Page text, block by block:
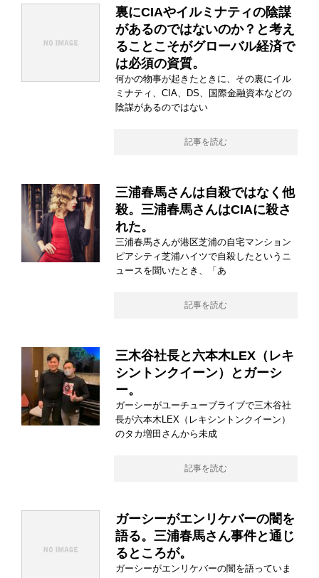
裏にCIAやイルミナティの陰謀
があるのではないのか？と考え
ることこそがグローバル経済で
は必須の資質。
何かの物事が起きたときに、その裏にイル
ミナティ、CIA、DS、国際金融資本などの
陰謀があるのではない
記事を読む
三浦春馬さんは自殺ではなく他
殺。三浦春馬さんはCIAに殺さ
れた。
三浦春馬さんが港区芝浦の自宅マンション
ピアシティ芝浦ハイツで自殺したというニ
ュースを聞いたとき、「あ
記事を読む
三木谷社長と六本木LEX（レキ
シントンクイーン）とガーシ
ー。
ガーシーがユーチューブライブで三木谷社
長が六本木LEX（レキシントンクイーン）
のタカ増田さんから未成
記事を読む
ガーシーがエンリケバーの闇を
語る。三浦春馬さん事件と通じ
るところが。
ガーシーがエンリケバーの闇を語っていま